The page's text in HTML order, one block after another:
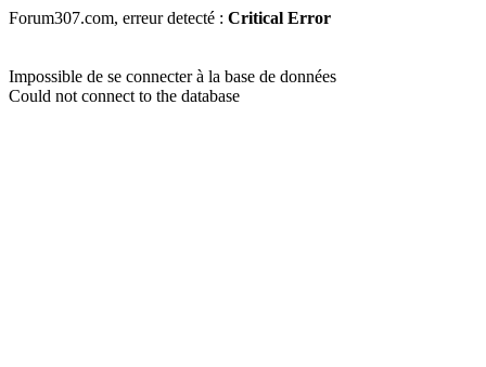
Forum307.com, erreur detecté : Critical Error
Impossible de se connecter à la base de données
Could not connect to the database